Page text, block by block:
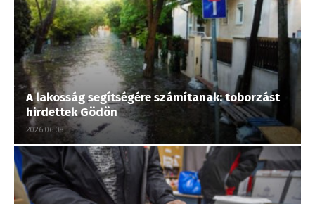
A lakosság segítségére számítanak: toborzást
hirdettek Gödön
2026.06.08.